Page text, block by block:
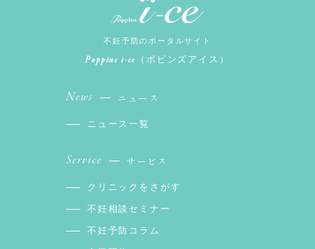
不妊予防のポータルサイト
Poppins i-ce （ポピンズアイス）
News ニュース
ニュース一覧
Service サービス
クリニックをさがす
不妊相談セミナー
不妊予防コラム